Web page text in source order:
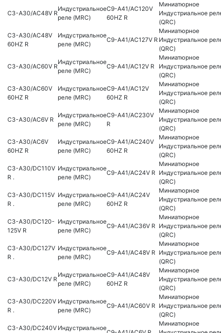
C3-A30/AC48V R
Индустриальное
реле (MRC)
C9-A41/AC120V
60HZ R
Миниатюрное
Индустриальное
(QRC)
C3-A30/AC48V
60HZ R
Индустриальное
реле (MRC)
C9-A41/AC127V R
Миниатюрное
Индустриальное
(QRC)
C3-A30/AC60V R
Индустриальное
реле (MRC)
C9-A41/AC12V R
Миниатюрное
Индустриальное
(QRC)
C3-A30/AC60V
60HZ R
Индустриальное
реле (MRC)
C9-A41/AC12V
60HZ R
Миниатюрное
Индустриальное
(QRC)
C3-A30/AC6V R
Индустриальное
реле (MRC)
C9-A41/AC230V
R
Миниатюрное
Индустриальное
(QRC)
C3-A30/AC6V
60HZ R
Индустриальное
реле (MRC)
C9-A41/AC240V
60HZ R
Миниатюрное
Индустриальное
(QRC)
C3-A30/DC110V
R .
Индустриальное
реле (MRC)
C9-A41/AC24V R
Миниатюрное
Индустриальное
(QRC)
C3-A30/DC115V
R .
Индустриальное
реле (MRC)
C9-A41/AC24V
60HZ R
Миниатюрное
Индустриальное
(QRC)
C3-A30/DC120-
125V R
Индустриальное
реле (MRC)
C9-A41/AC36V R
Миниатюрное
Индустриальное
(QRC)
C3-A30/DC127V
R .
Индустриальное
реле (MRC)
C9-A41/AC48V R
Миниатюрное
Индустриальное
(QRC)
C3-A30/DC12V R
Индустриальное
реле (MRC)
C9-A41/AC48V
60HZ R
Миниатюрное
Индустриальное
(QRC)
C3-A30/DC220V
R .
Индустриальное
реле (MRC)
C9-A41/AC60V R
Миниатюрное
Индустриальное
(QRC)
C3-A30/DC240V Индустриальное
Миниатюрное